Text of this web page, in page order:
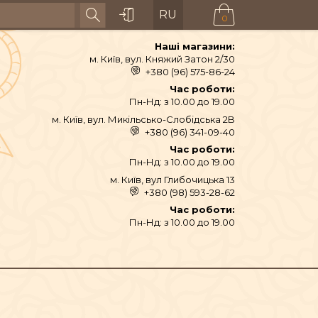
RU 0
Наші магазини:
м. Київ, вул. Княжий Затон 2/30
+380 (96) 575-86-24
Час роботи:
Пн-Нд: з 10.00 до 19.00
м. Київ, вул. Микільсько-Слобідська 2B
+380 (96) 341-09-40
Час роботи:
Пн-Нд: з 10.00 до 19.00
м. Київ, вул Глибочицька 13
+380 (98) 593-28-62
Час роботи:
Пн-Нд: з 10.00 до 19.00